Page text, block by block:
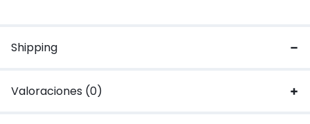
Shipping
Valoraciones (0)